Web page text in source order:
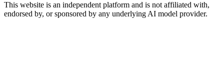
This website is an independent platform and is not affiliated with,
endorsed by, or sponsored by any underlying AI model provider.